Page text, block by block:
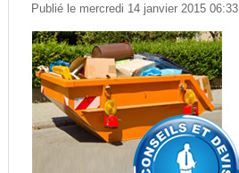
Publié le mercredi 14 janvier 2015 06:33